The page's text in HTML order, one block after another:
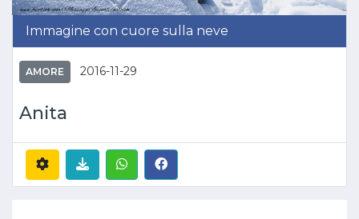
Immagine con cuore sulla neve
AMORE 2016-11-29
Anita